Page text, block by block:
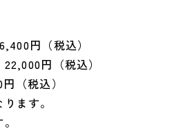
円（税込）
円（税込）
（税込）
ます。